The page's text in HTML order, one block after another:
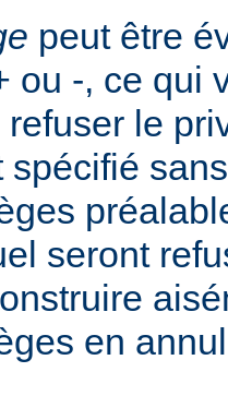
peut être
ou -, ce qui
refuser le
spécifié
seront
en